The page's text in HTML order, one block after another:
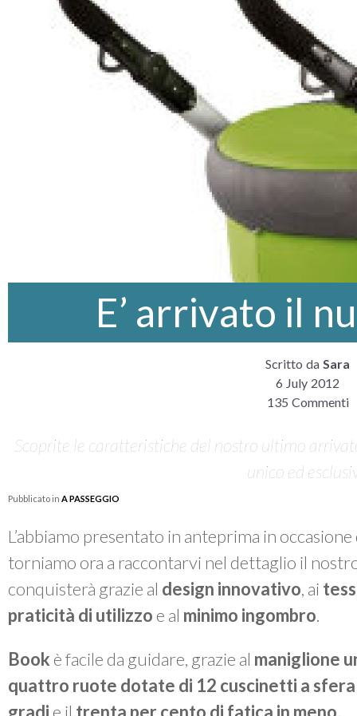
E’ arrivato il
Scritto da Sara
6 July 2012
135 Commenti
Scoprite le caratteristiche del nostro ultimo
unico ed
Pubblicato in A PASSEGGIO
L’abbiamo presentato in anteprima in
torniamo ora a raccontarvi nel dettaglio il
conquisterà grazie al design innovativo, ai
praticità di utilizzo e al minimo ingombro.
Book è facile da guidare, grazie al maniglione
quattro ruote dotate di 12 cuscinetti a sfera
gradi e il trenta per cento di fatica in meno.